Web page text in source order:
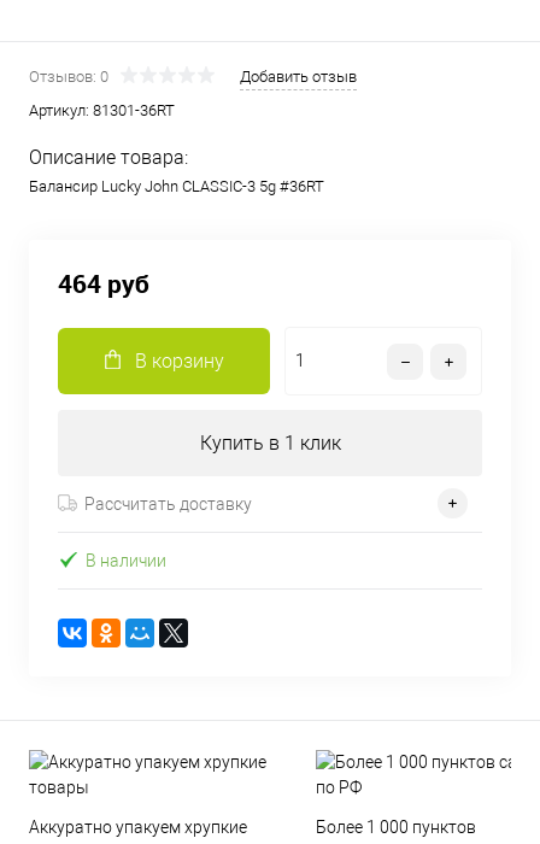
Отзывов: 0
Добавить отзыв
Артикул: 81301-36RT
Описание товара:
Балансир Lucky John CLASSIC-3 5g #36RT
464 руб
В корзину
Купить в 1 клик
Рассчитать доставку
В наличии
Аккуратно упакуем хрупкие
Более 1 000 пунктов